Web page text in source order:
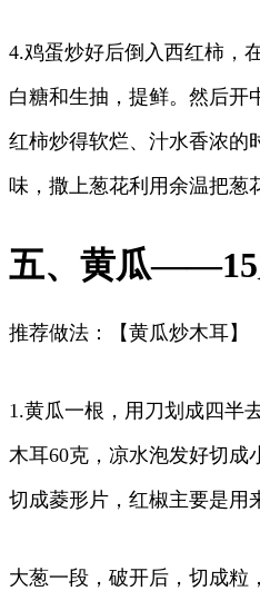
4.鸡蛋炒好后倒入西红柿，
白糖和生抽，提鲜。然后开
红柿炒得软烂、汁水香浓的
味，撒上葱花利用余温把葱
五、黄瓜——15
推荐做法：【黄瓜炒木耳】
1.黄瓜一根，用刀划成四半
木耳60克，凉水泡发好切成
切成菱形片，红椒主要是用
大葱一段，破开后，切成粒